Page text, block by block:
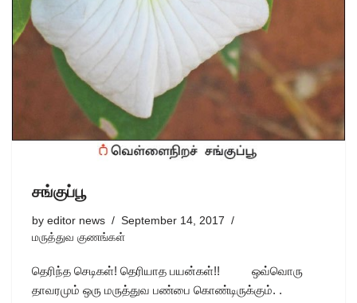
சங்குப்பூ
by editor news
September 14, 2017
மருத்துவ குணங்கள்
தெரிந்த செடிகள்! தெரியாத பயன்கள்!! ஒவ்வொரு
தாவரமும் ஒரு மருத்துவ பண்பை கொண்டிருக்கும். .